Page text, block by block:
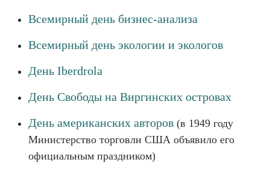
Всемирный день бизнес-анализа
Всемирный день экологии и экологов
День Iberdrola
День Свободы на Виргинских островах
День американских авторов (в 1949 году
Министерство торговли США объявило его
официальным праздником)